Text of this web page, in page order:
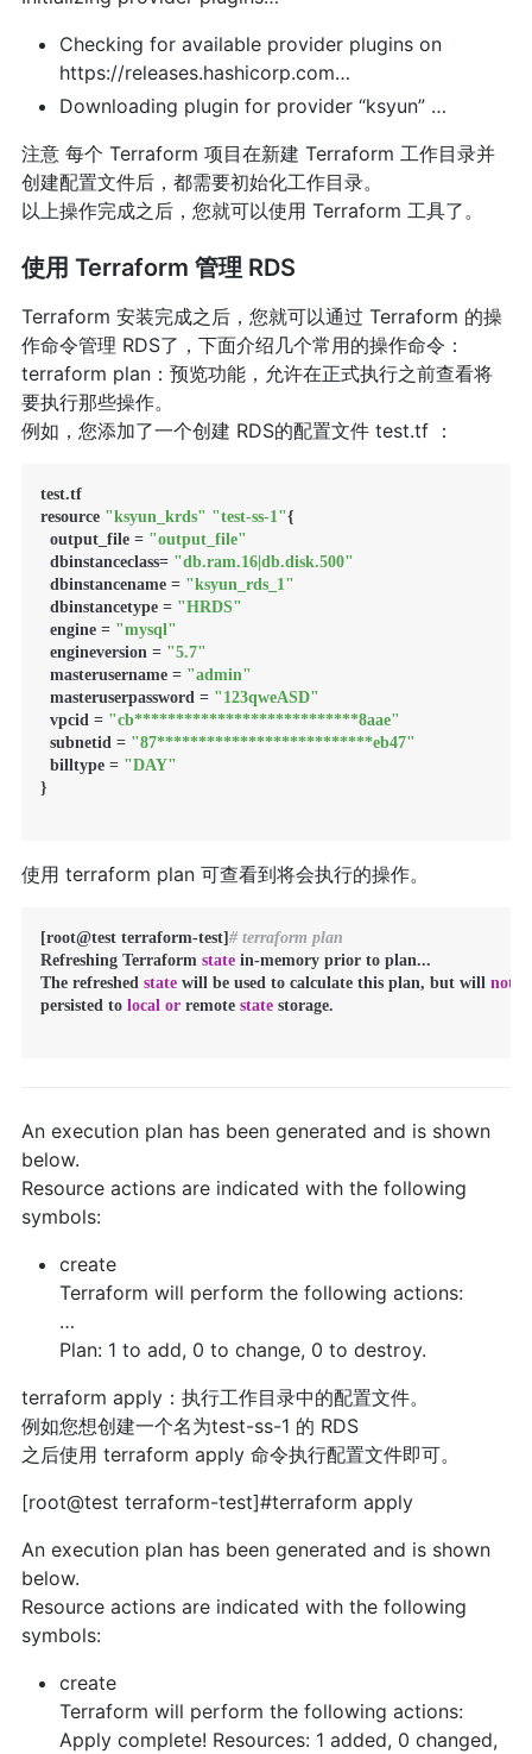
Checking for available provider plugins on
https://releases.hashicorp.com…
Downloading plugin for provider “ksyun” …
注意 每个 Terraform 项目在新建 Terraform 工作目录并
创建配置文件后，都需要初始化工作目录。
以上操作完成之后，您就可以使用 Terraform 工具了。
使用 Terraform 管理 RDS
Terraform 安装完成之后，您就可以通过 Terraform 的操
作命令管理 RDS了，下面介绍几个常用的操作命令：
terraform plan：预览功能，允许在正式执行之前查看将
要执行那些操作。
例如，您添加了一个创建 RDS的配置文件 test.tf ：
test.tf
resource "ksyun_krds" "test-ss-1"{
  output_file =
"output_file"
  dbinstanceclass=
"db.ram.16|db.disk.500"
  dbinstancename =
"ksyun_rds_1"
  dbinstancetype =
"HRDS"
  engine =
"mysql"
  engineversion =
"5.7"
  masterusername =
"admin"
  masteruserpassword =
"123qweASD"
  vpcid =
"cb***************************8aae"
  subnetid =
"87**************************eb47"
  billtype =
"DAY"
}
使用 terraform plan 可查看到将会执行的操作。
[root@test terraform-test] # terraform plan
Refreshing Terraform state in-memory prior to plan...
The refreshed state will be used to calculate this plan, but will not
persisted to local or remote state storage.
An execution plan has been generated and is shown
below.
Resource actions are indicated with the following
symbols:
create
Terraform will perform the following actions:
…
Plan: 1 to add, 0 to change, 0 to destroy.
terraform apply：执行工作目录中的配置文件。
例如您想创建一个名为test-ss-1 的 RDS
之后使用 terraform apply 命令执行配置文件即可。
[root@test terraform-test]#terraform apply
An execution plan has been generated and is shown
below.
Resource actions are indicated with the following
symbols:
create
Terraform will perform the following actions:
Apply complete! Resources: 1 added, 0 changed,